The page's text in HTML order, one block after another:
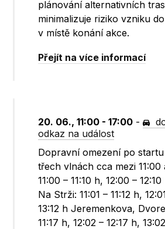
plánování alternativních
minimalizuje riziko vzniku
v místě konání akce.
Přejít na více informací
20. 06., 11:00 - 17:00 -
odkaz na událost
Dopravní omezení po
třech vlnách cca mezi 11:00
11:00 – 11:10 h, 12:00 –
Na Strži: 11:01 – 11:12 h,
13:12 h Jeremenkova,
11:17 h, 12:02 – 12:17 h,